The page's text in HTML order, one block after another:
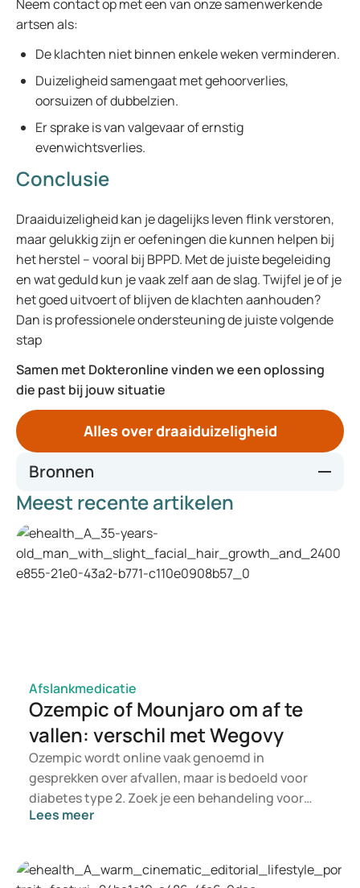
Neem contact op met een van onze samenwerkende
artsen als:
De klachten niet binnen enkele weken verminderen.
Duizeligheid samengaat met gehoorverlies,
oorsuizen of dubbelzien.
Er sprake is van valgevaar of ernstig
evenwichtsverlies.
Conclusie
Draaiduizeligheid kan je dagelijks leven flink verstoren,
maar gelukkig zijn er oefeningen die kunnen helpen bij
het herstel – vooral bij BPPD. Met de juiste begeleiding
en wat geduld kun je vaak zelf aan de slag. Twijfel je of je
het goed uitvoert of blijven de klachten aanhouden?
Dan is professionele ondersteuning de juiste volgende
stap
Samen met Dokteronline vinden we een oplossing
die past bij jouw situatie
Alles over draaiduizeligheid
Bronnen
Thuisarts.nl – Draaiduizeligheid
Duizeligheid | NHG-Richtlijnen
Duizeligheid | Apotheek.nl
Vertigo - StatPearls - NCBI Bookshelf
Ik wil de Epley-beweging doen | Thuisarts.nl
Meest recente artikelen
Afslankmedicatie
Ozempic of Mounjaro om af te
vallen: verschil met Wegovy
Ozempic wordt online vaak genoemd in
gesprekken over afvallen, maar is bedoeld voor
diabetes type 2. Zoek je een behandeling voor
gewichtsbeheersing, dan komen eerder middelen
van je gezondheid, BMI en medicijngebruik.
Lees meer